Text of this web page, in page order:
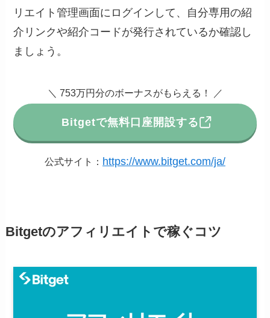
リエイト管理画面にログインして、自分専用の紹
介リンクや紹介コードが発行されているか確認し
ましょう。
＼ 753万円分のボーナスがもらえる！ ／
Bitgetで無料口座開設する
公式サイト： https://www.bitget.com/ja/
Bitgetのアフィリエイトで稼ぐコツ